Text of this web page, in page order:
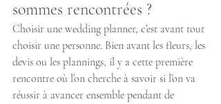
sommes rencontrées ?
Choisir une wedding planner, c’est avant tout
choisir une personne. Bien avant les fleurs, les
devis ou les plannings, il y a cette première
rencontre où l’on cherche à savoir si l’on va
réussir à avancer ensemble pendant de